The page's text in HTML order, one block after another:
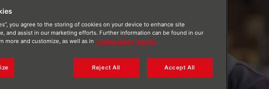
you agree to the storing of cookies on your device to enhance site
and assist in our marketing efforts. Further information can be found in our
more and customize, as well as in Cookie policy Imprint
Reject All Accept All